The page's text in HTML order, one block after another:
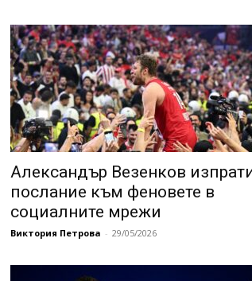
Александър Везенков
послание към феновете в
социалните мрежи
Виктория Петрова - 29/05/2026